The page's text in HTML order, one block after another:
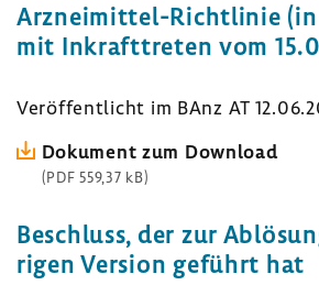
Arzneimittel-​Richtlinie (in
mit Inkraft­treten vom
Veröf­fent­licht im BAnz AT
Doku­ment zum Down­load
(PDF 559,37 kB)
Beschluss, der zur
rigen Version geführt hat